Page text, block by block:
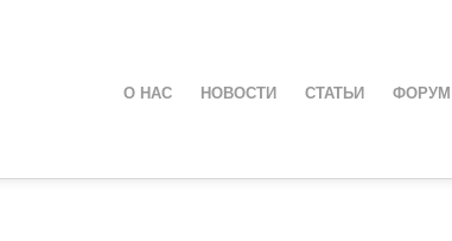
О НАС НОВОСТИ СТАТЬИ ФОРУМ